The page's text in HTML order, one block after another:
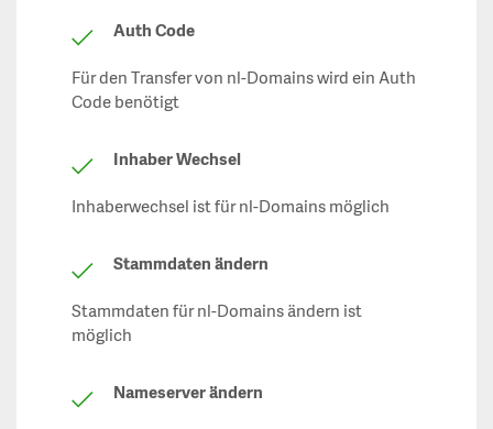
Auth Code
Für den Transfer von nl-Domains wird ein Auth
Code benötigt
Inhaber Wechsel
Inhaberwechsel ist für nl-Domains möglich
Stammdaten ändern
Stammdaten für nl-Domains ändern ist
möglich
Nameserver ändern